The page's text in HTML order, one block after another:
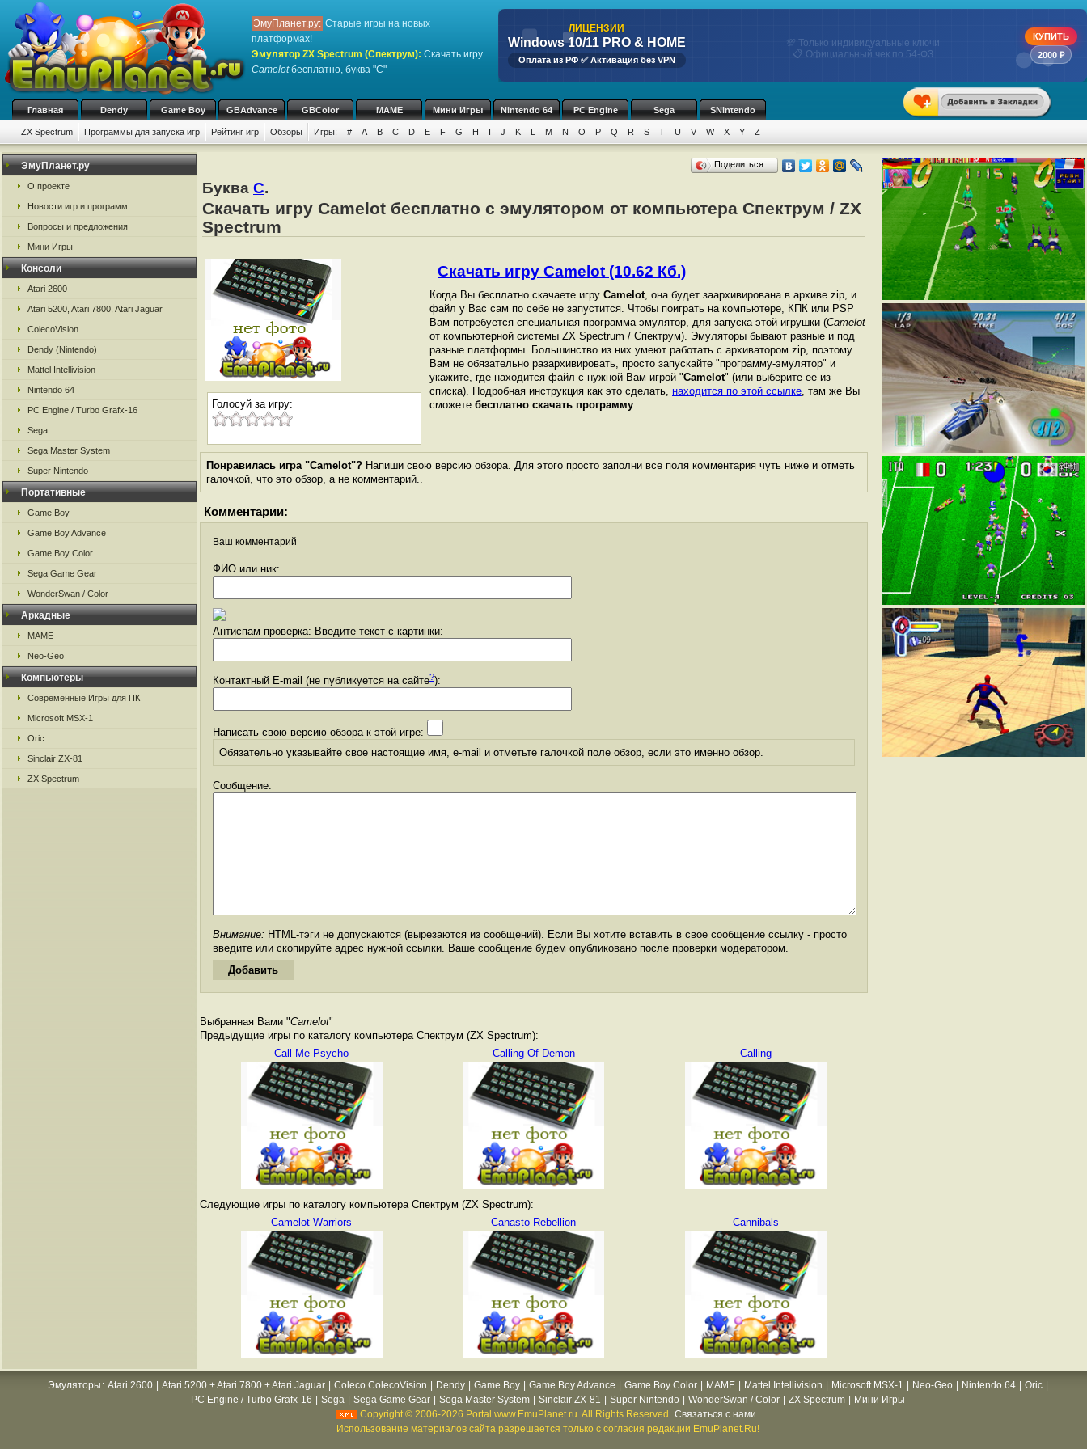
ЭмуПланет.ру: Старые игры на новых
платформах!
Эмулятор ZX Spectrum (Спектрум): Скачать игру
Camelotбесплатно, буква "C"
ЛИЦЕНЗИИ
Windows 10/11 PRO & HOME
Оплата из РФ ✅ Активация без VPN
💯 Только индивидуальные ключи
📋 Официальный чек по 54-ФЗ
КУПИТЬ
2000 ₽
Главная Dendy Game Boy GBAdvance GBColor MAME Мини Игры Nintendo 64 PC Engine Sega SNintendo
ZX Spectrum Программы для запуска игр Рейтинг игр Обзоры Игры: # A B C D E F G H I J K L M N O P Q R S T U V W X Y Z
ЭмуПланет.ру
О проекте
Новости игр и программ
Вопросы и предложения
Мини Игры
Консоли
Atari 2600
Atari 5200, Atari 7800, Atari Jaguar
ColecoVision
Dendy (Nintendo)
Mattel Intellivision
Nintendo 64
PC Engine / Turbo Grafx-16
Sega
Sega Master System
Super Nintendo
Портативные
Game Boy
Game Boy Advance
Game Boy Color
Sega Game Gear
WonderSwan / Color
Аркадные
MAME
Neo-Geo
Компьютеры
Современные Игры для ПК
Microsoft MSX-1
Oric
Sinclair ZX-81
ZX Spectrum
Поделиться…
Буква C.
Скачать игру Camelot бесплатно с эмулятором от компьютера Спектрум / ZX
Spectrum
Голосуй за игру:
Скачать игру Camelot (10.62 Кб.)
Когда Вы бесплатно скачаете игру Camelot, она будет заархивирована в архиве zip, и
файл у Вас сам по себе не запустится. Чтобы поиграть на компьютере, КПК или PSP
Вам потребуется специальная программа эмулятор, для запуска этой игрушки (Camelot
от компьютерной системы ZX Spectrum / Спектрум). Эмуляторы бывают разные и под
разные платформы. Большинство из них умеют работать с архиватором zip, поэтому
Вам не обязательно разархивировать, просто запускайте "программу-эмулятор" и
укажите, где находится файл с нужной Вам игрой "Camelot" (или выберите ее из
списка). Подробная инструкция как это сделать, находится по этой ссылке, там же Вы
сможете бесплатно скачать программу.
Понравилась игра "Camelot"? Напиши свою версию обзора. Для этого просто заполни все поля комментария чуть ниже и отметь
галочкой, что это обзор, а не комментарий..
Комментарии:
Ваш комментарий
ФИО или ник:
Антиспам проверка: Введите текст с картинки:
Контактный E-mail (не публикуется на сайте?):
Написать свою версию обзора к этой игре:
Обязательно указывайте свое настоящие имя, e-mail и отметьте галочкой поле обзор, если это именно обзор.
Сообщение:
Внимание: HTML-тэги не допускаются (вырезаются из сообщений). Если Вы хотите вставить в свое сообщение ссылку - просто
введите или скопируйте адрес нужной ссылки. Ваше сообщение будем опубликовано после проверки модератором.
Выбранная Вами "Camelot"
Предыдущие игры по каталогу компьютера Спектрум (ZX Spectrum):
Call Me Psycho
Calling Of Demon Calling
Следующие игры по каталогу компьютера Спектрум (ZX Spectrum):
Camelot Warriors
Canasto Rebellion Cannibals
Эмуляторы : Atari 2600 Atari 5200 + Atari 7800 + Atari Jaguar Coleco ColecoVision Dendy Game Boy Game Boy Advance Game Boy Color MAME Mattel Intellivision Microsoft MSX-1 Neo-Geo Nintendo 64 Oric
PC Engine / Turbo Grafx-16
Sega Sega Game Gear Sega Master System Sinclair ZX-81 Super Nintendo WonderSwan / Color ZX Spectrum
Мини Игры
Copyright © 2006-2026 Portal www.EmuPlanet.ru. All Rights Reserved. Связаться с нами.
Использование материалов сайта разрешается только с согласия редакции EmuPlanet.Ru!